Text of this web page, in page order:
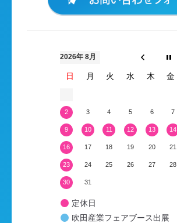
2026年 8月
日 月 火 水 木 金
2 3 4 5 6 7
9 10 11 12 13 14
16 17 18 19 20 21
23 24 25 26 27 28
30 31
定休日
吹田産業フェアブース出展